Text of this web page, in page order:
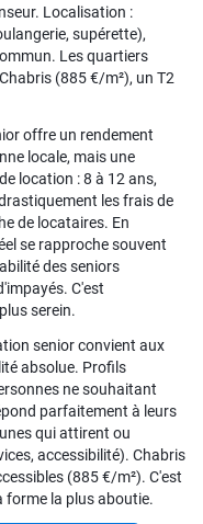
Localisation :
supérette),
Les quartiers
(885 €/m²), un T2
offre un rendement
locale, mais une
location : 8 à 12 ans,
les frais de
de locataires. En
se rapproche souvent
des seniors
C'est
serein.
senior convient aux
absolue. Profils
ne souhaitant
parfaitement à leurs
qui attirent ou
accessibilité). Chabris
(885 €/m²). C'est
forme la plus aboutie.